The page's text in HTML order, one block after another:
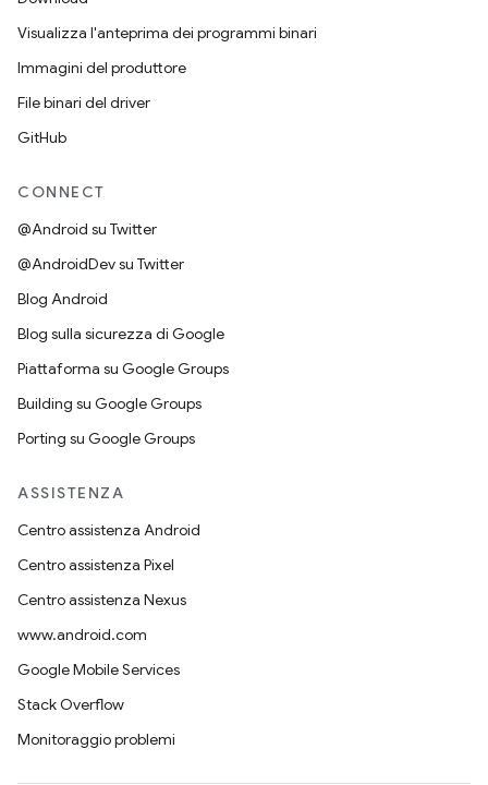
Visualizza l'anteprima dei programmi binari
Immagini del produttore
File binari del driver
GitHub
CONNECT
@Android su Twitter
@AndroidDev su Twitter
Blog Android
Blog sulla sicurezza di Google
Piattaforma su Google Groups
Building su Google Groups
Porting su Google Groups
ASSISTENZA
Centro assistenza Android
Centro assistenza Pixel
Centro assistenza Nexus
www.android.com
Google Mobile Services
Stack Overflow
Monitoraggio problemi